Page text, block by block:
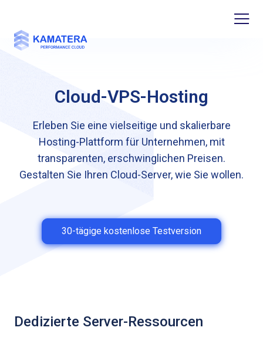
Cloud-VPS-Hosting
Erleben Sie eine vielseitige und skalierbare
Hosting-Plattform für Unternehmen, mit
transparenten, erschwinglichen Preisen.
Gestalten Sie Ihren Cloud-Server, wie Sie wollen.
30-tägige kostenlose Testversion
Dedizierte Server-Ressourcen